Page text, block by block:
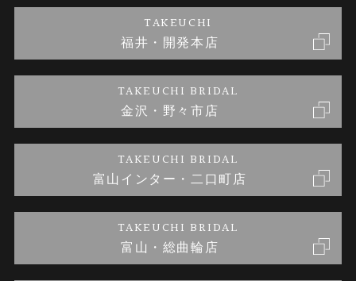
婚約ネックレス
金・プラチナのお取引
ブランドリスト
金澤指輪工房｜手作りペアリング
金澤指輪工房｜手作り結婚指輪 and 婚約指輪
金澤指輪工房｜手作り婚約指輪プロポーズプラン
お客様の声
プライバシーポリシー
TAKEUCHI
福井・開発本店
TAKEUCHI BRIDAL
金沢・野々市店
TAKEUCHI BRIDAL
富山インター・二口町店
TAKEUCHI BRIDAL
富山・総曲輪店